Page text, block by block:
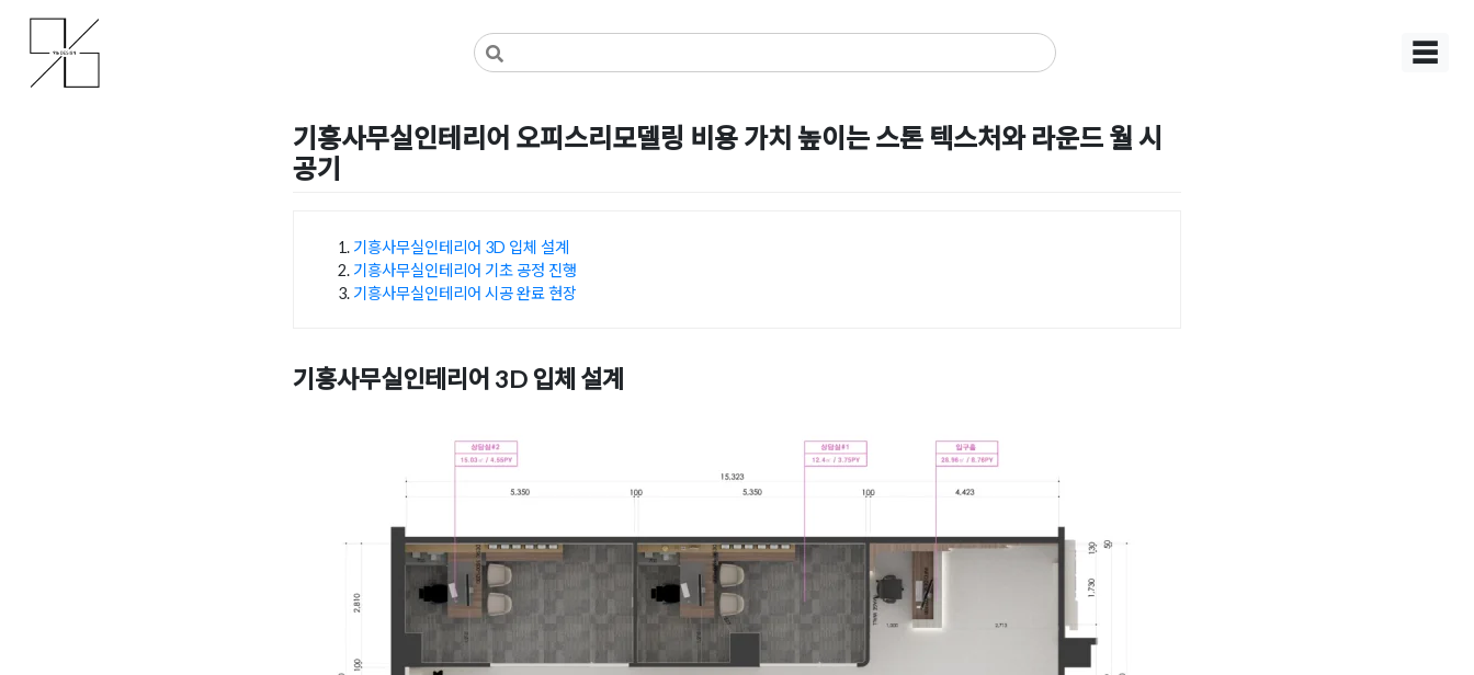
content
사무실인테리어 디자인 공사 비용견적 플랫폼
사무실인테리어 916
☰
기흥사무실인테리어 오피스리모델링 비용 가치 높이는 스톤 텍스처와 라운드 월 시
공기
기흥사무실인테리어 3D 입체 설계
기흥사무실인테리어 기초 공정 진행
기흥사무실인테리어 시공 완료 현장
기흥사무실인테리어 3D 입체 설계